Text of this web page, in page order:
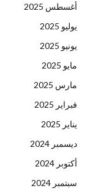
أغسطس 2025
يوليو 2025
يونيو 2025
مايو 2025
مارس 2025
فبراير 2025
يناير 2025
ديسمبر 2024
أكتوبر 2024
سبتمبر 2024